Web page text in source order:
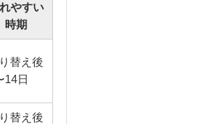
やすい
時期
替え後
14日
替え後